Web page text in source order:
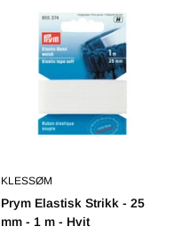
KLESSØM
Prym Elastisk Strikk - 25
mm - 1 m - Hvit